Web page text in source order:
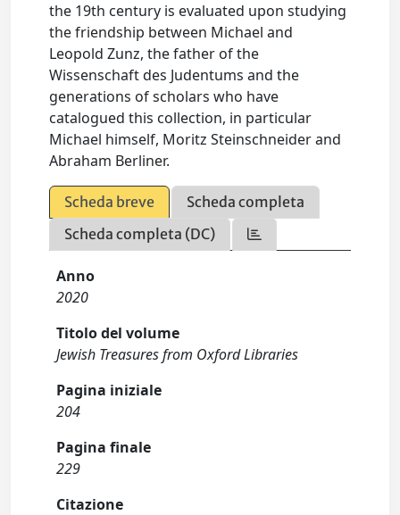
the 19th century is evaluated upon studying
the friendship between Michael and
Leopold Zunz, the father of the
Wissenschaft des Judentums and the
generations of scholars who have
catalogued this collection, in particular
Michael himself, Moritz Steinschneider and
Abraham Berliner.
Scheda breve
Scheda completa
Scheda completa (DC)
Anno
2020
Titolo del volume
Jewish Treasures from Oxford Libraries
Pagina iniziale
204
Pagina finale
229
Citazione